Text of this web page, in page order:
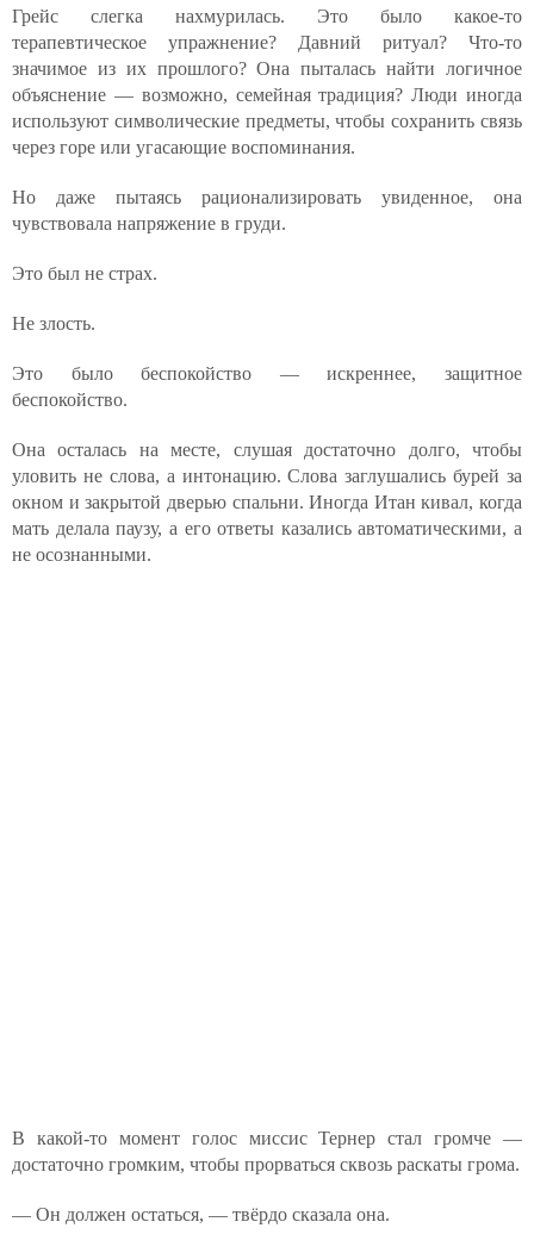
Грейс слегка нахмурилась. Это было какое-то
терапевтическое упражнение? Давний ритуал? Что-то
значимое из их прошлого? Она пыталась найти логичное
объяснение — возможно, семейная традиция? Люди иногда
используют символические предметы, чтобы сохранить связь
через горе или угасающие воспоминания.
Но даже пытаясь рационализировать увиденное, она
чувствовала напряжение в груди.
Это был не страх.
Не злость.
Это было беспокойство — искреннее, защитное
беспокойство.
Она осталась на месте, слушая достаточно долго, чтобы
уловить не слова, а интонацию. Слова заглушались бурей за
окном и закрытой дверью спальни. Иногда Итан кивал, когда
мать делала паузу, а его ответы казались автоматическими, а
не осознанными.
В какой-то момент голос миссис Тернер стал громче —
достаточно громким, чтобы прорваться сквозь раскаты грома.
— Он должен остаться, — твёрдо сказала она.